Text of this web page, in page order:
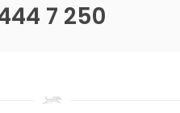
7 250